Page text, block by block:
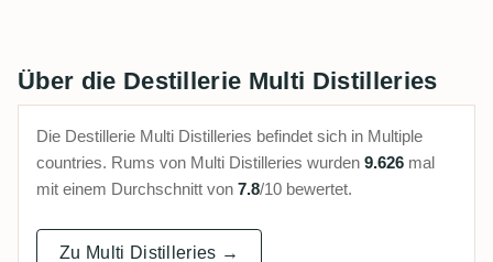
Über die Destillerie Multi Distilleries
Die Destillerie Multi Distilleries befindet sich in Multiple
countries. Rums von Multi Distilleries wurden 9.626 mal
mit einem Durchschnitt von 7.8/10 bewertet.
Zu Multi Distilleries →